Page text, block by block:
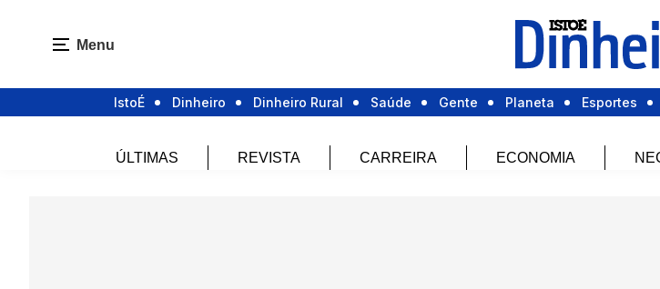
Menu
IstoÉ Dinheiro Dinheiro Rural Saúde Gente Planeta Esportes
ÚLTIMAS REVISTA CARREIRA ECONOMIA